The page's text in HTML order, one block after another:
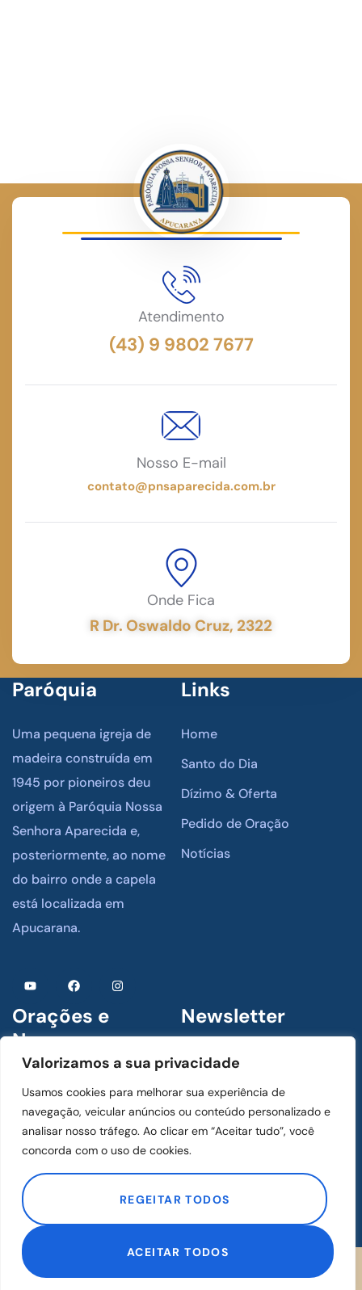
Valorizamos a sua privacidade
Usamos cookies para melhorar sua experiência de
navegação, veicular anúncios ou conteúdo personalizado e
analisar nosso tráfego. Ao clicar em “Aceitar tudo”, você
concorda com o uso de cookies.
REGEITAR TODOS
ACEITAR TODOS
Atendimento
(43) 9 9802 7677
Nosso E-mail
contato@pnsaparecida.com.br
Onde Fica
R Dr. Oswaldo Cruz, 2322
Paróquia
Uma pequena igreja de
madeira construída em
1945 por pioneiros deu
origem à Paróquia Nossa
Senhora Aparecida e,
posteriormente, ao nome
do bairro onde a capela
está localizada em
Apucarana.
Links
Home
Santo do Dia
Dízimo & Oferta
Pedido de Oração
Notícias
Orações e
Novenas
1 De Julho De 2024
Menino Jesus de Praga
Mãos Ensanguentadas de
Jesus
Newsletter
Assine para receber
novidades
Desenvolvido
por